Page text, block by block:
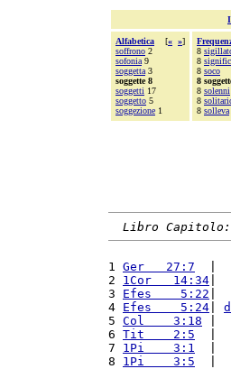
Alfabetica [« »]
soffrono 2
sofonia 9
soggetta 3
soggette 8
soggetti 17
soggetto 5
soggezione 1
8
8
8 soco
8
8 solenni
8
8 solleva
Libro
1 Ger   27:7
|
2 1Cor   14:34
3 Efes    5:22 |
4 Efes    5:24
5 Col    3:18 |
6 Tit    2:5
7 1Pi    3:1
8 1Pi    3:5
|